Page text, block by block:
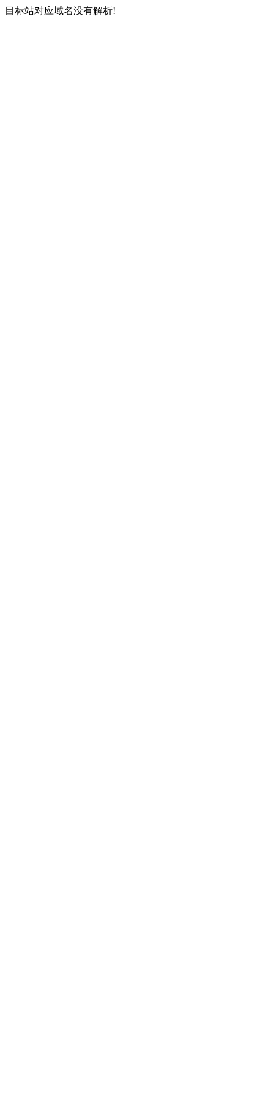
目标站对应域名没有解析!